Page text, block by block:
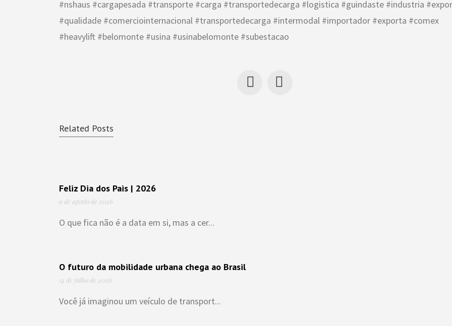
#nshaus #cargapesada #transporte #carga #transportedecarga #logistica #guindaste #industria
#qualidade #comerciointernacional #transportedecarga #intermodal #importador #exporta #comex
#heavylift #belomonte #usina #usinabelomonte #subestacao
Related Posts
Feliz Dia dos Pais | 2026
9 de agosto de 2026
O que fica não é a data em si, mas a cer...
O futuro da mobilidade urbana chega ao Brasil
14 de julho de 2026
Você já imaginou um veículo de transport...